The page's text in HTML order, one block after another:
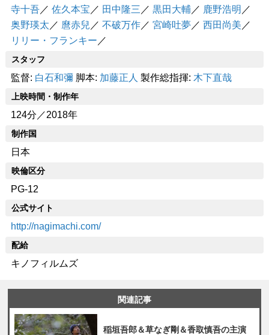
寺十吾／佐久本宝 ／ 田中隆三 ／黒田大輔／ 鹿野浩明 ／
奥野瑛太 ／ 麿赤兒 ／不破万作／宮崎吐夢／西田尚美 ／
リリー・フランキー ／
スタッフ
監督: 白石和彌 脚本: 加藤正人 製作総指揮: 木下直哉
上映時間・制作年
124分／2018年
制作国
日本
映倫区分
PG-12
公式サイト
http://nagimachi.com/
配給
キノフィルムズ
関連記事
稲垣吾郎＆草なぎ剛＆香取慎吾の主演